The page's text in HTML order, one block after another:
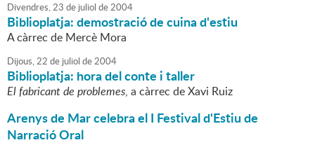
Divendres,23 de juliol de2004
Biblioplatja: demostració de cuina d'estiu
A càrrec de Mercè Mora
Dijous,22 de juliol de2004
Biblioplatja: hora del conte i taller
El fabricant de problemes, a càrrec de Xavi Ruiz
Arenys de Mar celebra el I Festival d'Estiu de
Narració Oral